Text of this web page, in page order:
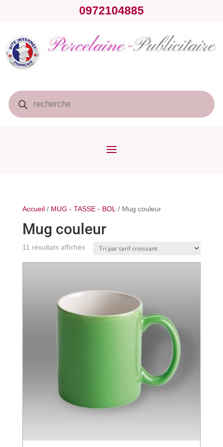
0972104885
Recherche
de
produits
Accueil/ MUG - TASSE - BOL/ Mug couleur
Mug couleur
11 résultats affichésTrié